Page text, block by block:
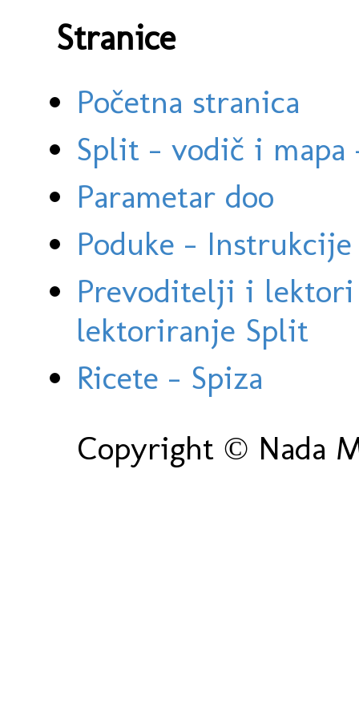
Stranice
Početna stranica
Split - vodič i
Parametar doo
Poduke -
Prevoditelji i
lektoriranje Split
Ricete - Spiza
Copyright © Nada